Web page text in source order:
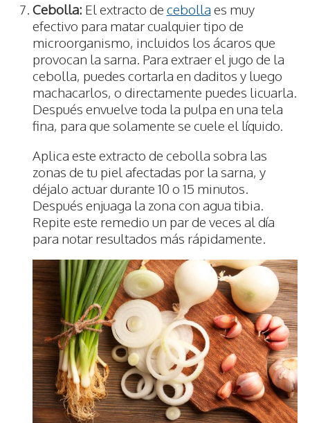
Cebolla: El extracto de cebolla es muy
efectivo para matar cualquier tipo de
microorganismo, incluidos los ácaros que
provocan la sarna. Para extraer el jugo de la
cebolla, puedes cortarla en daditos y luego
machacarlos, o directamente puedes licuarla.
Después envuelve toda la pulpa en una tela
fina, para que solamente se cuele el líquido.
Aplica este extracto de cebolla sobra las
zonas de tu piel afectadas por la sarna, y
déjalo actuar durante 10 o 15 minutos.
Después enjuaga la zona con agua tibia.
Repite este remedio un par de veces al día
para notar resultados más rápidamente.